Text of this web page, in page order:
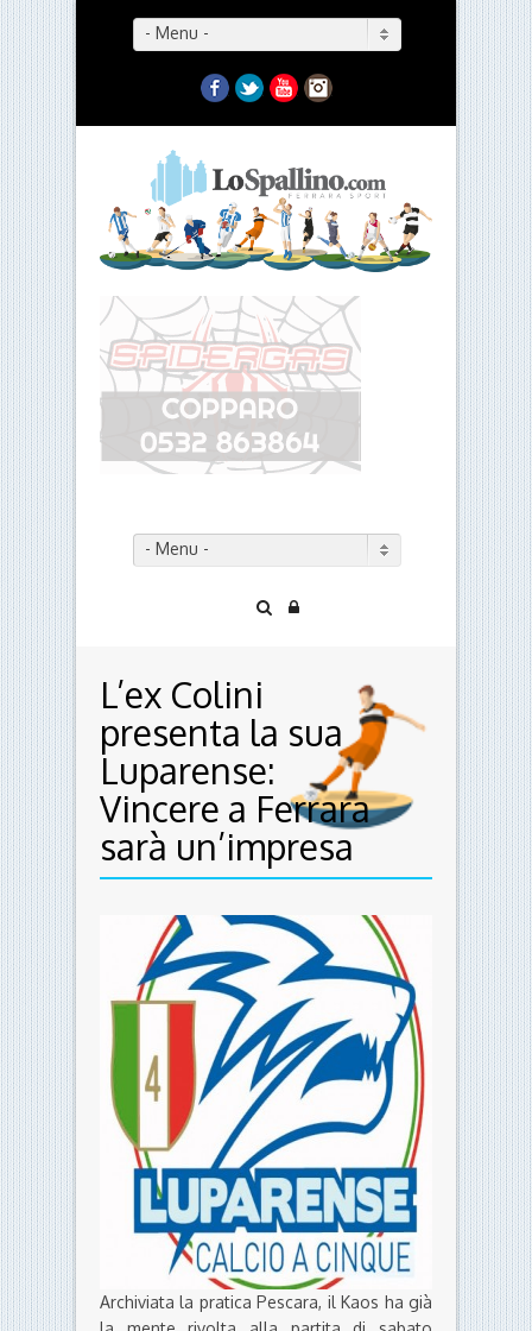
- Menu -
Facebook
TwitterYouTubeInstagram
- Menu -
L’ex Colini
presenta la sua
Luparense:
Vincere a Ferrara
sarà un’impresa
Archiviata la pratica Pescara, il Kaos ha già